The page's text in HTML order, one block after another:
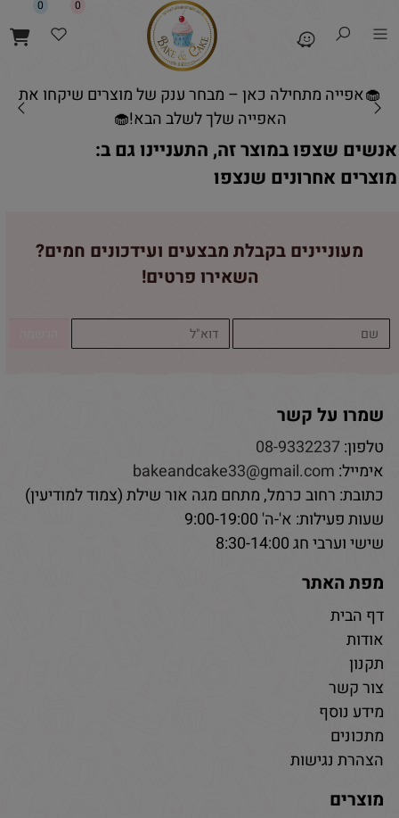
🧁אפייה מתחילה כאן – מבחר ענק של מוצרים שיקחו את
האפייה שלך לשלב הבא!🧁
0 0
אנשים שצפו במוצר זה, התעניינו גם ב:
מוצרים אחרונים שנצפו
מעוניינים בקבלת מבצעים ועידכונים חמים?
השאירו פרטים!
שמרו על קשר
טלפון:08-9332237
אימייל: bakeandcake33@gmail.com
כתובת: רחוב כרמל, מתחם מגה אור שילת (צמוד למודיעין)
שעות פעילות: א'-ה' 9:00-19:00
שישי וערבי חג 8:30-14:00
מפת האתר
דף הבית
אודות
תקנון
צור קשר
מידע נוסף
מתכונים
הצהרת נגישות
מוצרים